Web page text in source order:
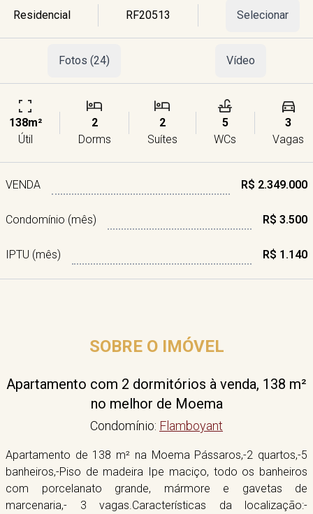
Residencial RF20513 Selecionar
Fotos (24) Vídeo
138m²
Útil
2
Dorms
2
Suítes
5
WCs
3
Vagas
VENDA R$ 2.349.000
Condomínio (mês) R$ 3.500
IPTU (mês) R$ 1.140
SOBRE O IMÓVEL
Apartamento com 2 dormitórios à venda, 138 m²
no melhor de Moema
Condomínio: Flamboyant
Apartamento de 138 m² na Moema Pássaros,-2 quartos,-5
banheiros,-Piso de madeira Ipe maciço, todo os banheiros
com porcelanato grande, mármore e gavetas de
marcenaria,- 3 vagas.Características da localização:-